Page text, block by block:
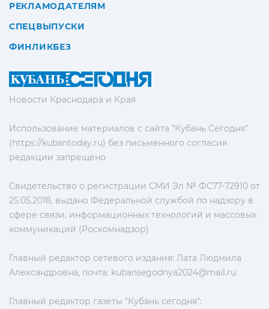
Новости Краснодара и Края
Использование материалов с сайта "Кубань Сегодня"
(https://kubantoday.ru) без письменного согласия
редакции запрещено
Свидетельство о регистрации СМИ Эл № ФС77-72910 от
25.05.2018, выдано Федеральной службой по надзору в
сфере связи, информационных технологий и массовых
коммуникаций (Роскомнадзор)
Главный редактор сетевого издания: Лата Людмила
Александровна, почта: kubansegodnya2024@mail.ru
Главный редактор газеты "Кубань сегодня":
РЕКЛАМОДАТЕЛЯМ
СПЕЦВЫПУСКИ
ФИНЛИКБЕЗ